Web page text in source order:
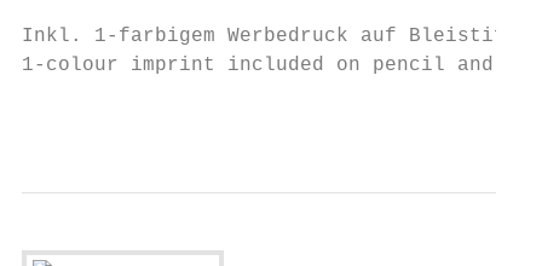
Inkl. 1-farbigem Werbedruck auf Bleistift
1-colour imprint included on pencil